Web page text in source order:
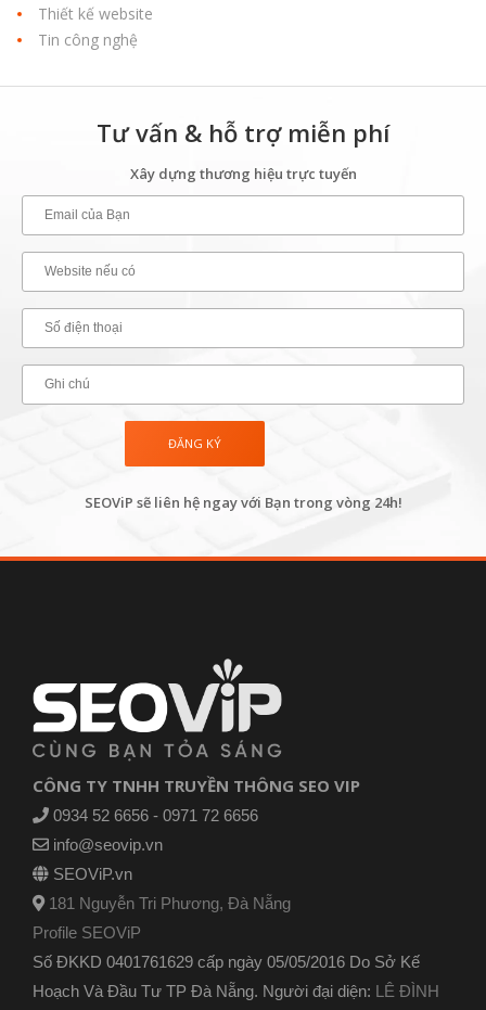
Thiết kế website
Tin công nghệ
Tư vấn & hỗ trợ miễn phí
Xây dựng thương hiệu trực tuyến
SEOViP sẽ liên hệ ngay với Bạn trong vòng 24h!
CÔNG TY TNHH TRUYỀN THÔNG SEO VIP
0934 52 6656 - 0971 72 6656
info@seovip.vn
SEOViP.vn
181 Nguyễn Tri Phương, Đà Nẵng
Profile SEOViP
Số ĐKKD 0401761629 cấp ngày 05/05/2016 Do Sở Kế
Hoạch Và Đầu Tư TP Đà Nẵng. Người đại diện: LÊ ĐÌNH